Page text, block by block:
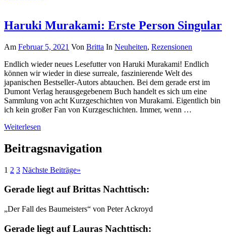
Haruki Murakami: Erste Person Singular
Am Februar 5, 2021 Von Britta In Neuheiten, Rezensionen
Endlich wieder neues Lesefutter von Haruki Murakami! Endlich
können wir wieder in diese surreale, faszinierende Welt des
japanischen Bestseller-Autors abtauchen. Bei dem gerade erst im
Dumont Verlag herausgegebenem Buch handelt es sich um eine
Sammlung von acht Kurzgeschichten von Murakami. Eigentlich bin
ich kein großer Fan von Kurzgeschichten. Immer, wenn …
Weiterlesen
Beitragsnavigation
1 2 3 Nächste Beiträge»
Gerade liegt auf Brittas Nachttisch:
„Der Fall des Baumeisters“ von Peter Ackroyd
Gerade liegt auf Lauras Nachttisch: